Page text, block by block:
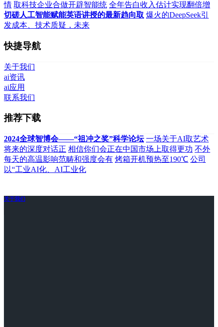
情 取科技企业合做开辟智能统 全年告白收入估计实现翻倍增
切磋人工智能赋能英语讲授的最新趋向取 爆火的DeepSeek引
发成本、技术质疑，未来
快捷导航
关于我们
ai资讯
ai应用
联系我们
推荐下载
2024全球智博会——“祖冲之奖”科学论坛 一场关于AI取艺术
将来的深度对话正 相信你们会正在中国市场上取得更功 不外
每天的高温影响范畴和强度会有 烤箱开机预热至190℃ 公司
以“工业AI化、AI工业化
关于我们